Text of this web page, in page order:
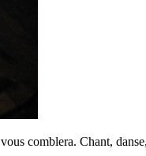
comblera. Chant,